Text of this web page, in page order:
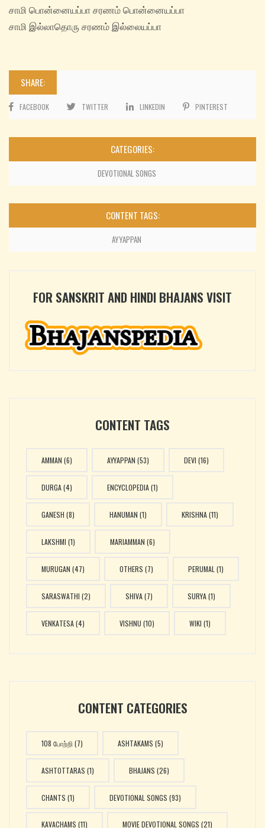
சாமி பொன்னையப்பா சரணம் பொன்னையப்பா
சாமி இல்லாதொரு சரணம் இல்லையப்பா
SHARE:
FACEBOOK TWITTER LINKEDIN PINTEREST
CATEGORIES:
DEVOTIONAL SONGS
CONTENT TAGS:
AYYAPPAN
FOR SANSKRIT AND HINDI BHAJANS VISIT
CONTENT TAGS
AMMAN (6) AYYAPPAN (53) DEVI (16)
DURGA(4) ENCYCLOPEDIA(1)
GANESH (8) HANUMAN (1) KRISHNA(11)
LAKSHMI (1) MARIAMMAN (6)
MURUGAN (47) OTHERS (7) PERUMAL (1)
SARASWATHI (2) SHIVA(7) SURYA(1)
VENKATESA(4) VISHNU (10) WIKI (1)
CONTENT CATEGORIES
108 போற்றி (7) ASHTAKAMS (5)
ASHTOTTARAS (1) BHAJANS (26)
CHANTS (1) DEVOTIONAL SONGS (93)
KAVACHAMS (11) MOVIE DEVOTIONAL SONGS (21)